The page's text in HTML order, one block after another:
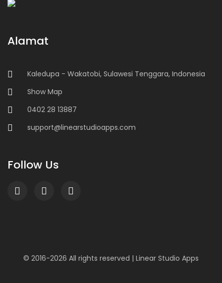
Alamat
Kaledupa - Wakatobi, Sulawesi Tenggara, Indonesia
Show Map
0402 28 13887
support@linearstudioapps.com
Follow Us
© 2016-2026 All rights reserved | Linear Studio Apps